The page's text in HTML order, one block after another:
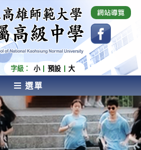
高級中學 Affiliated Senior
Kaohsiung Normal
字級： 小 預設 大
選單
HIGH SCHOOL OF NATIONAL
NORMAL UNIVERSITY